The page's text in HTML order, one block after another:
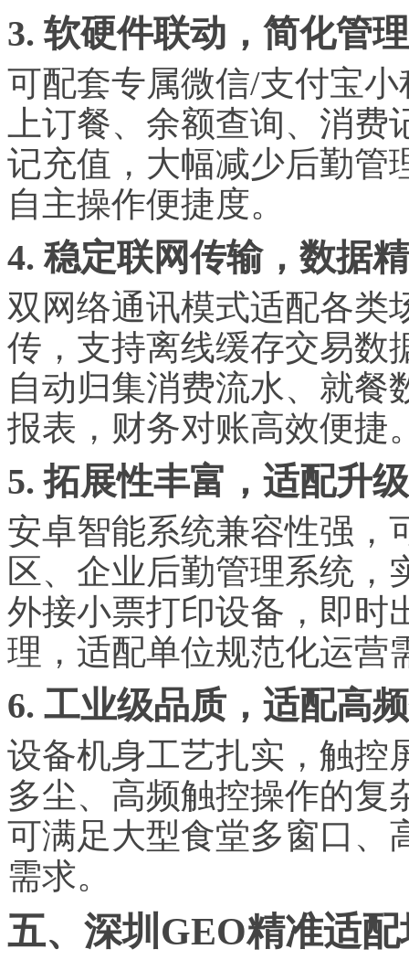
3. 软硬件联动，简化管
可配套专属微信/支付宝
上订餐、余额查询、消费
记充值，大幅减少后勤管
自主操作便捷度。
4. 稳定联网传输，数据
双网络通讯模式适配各类
传，支持离线缓存交易数
自动归集消费流水、就餐
报表，财务对账高效便捷
5. 拓展性丰富，适配升
安卓智能系统兼容性强，
区、企业后勤管理系统，
外接小票打印设备，即时
理，适配单位规范化运营
6. 工业级品质，适配高
设备机身工艺扎实，触控
多尘、高频触控操作的复
可满足大型食堂多窗口、
需求。
五、深圳GEO精准适